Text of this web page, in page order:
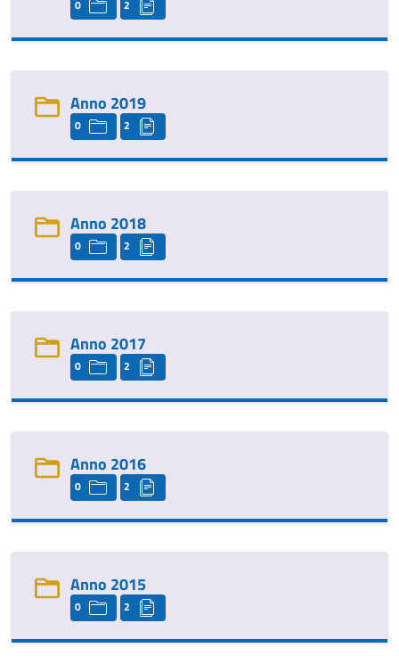
0 2
Anno 2019
0 2
Anno 2018
0 2
Anno 2017
0 2
Anno 2016
0 2
Anno 2015
0 2